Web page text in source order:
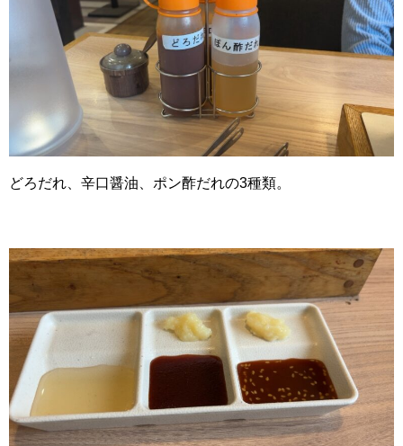
どろだれ、辛口醤油、ポン酢だれの3種類。